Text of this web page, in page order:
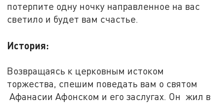
потерпите одну ночку направленное на вас
светило и будет вам счастье.
История:
Возвращаясь к церковным истоком
торжества, спешим поведать вам о святом
Афанасии Афонском и его заслугах. Он жил в